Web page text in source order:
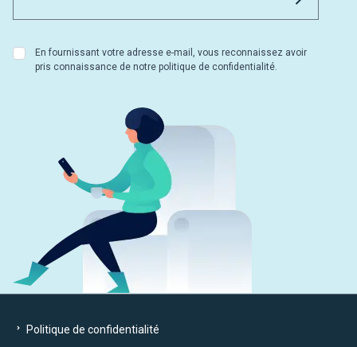
En fournissant votre adresse e-mail, vous reconnaissez avoir
pris connaissance de notre politique de confidentialité.
Politique de confidentialité